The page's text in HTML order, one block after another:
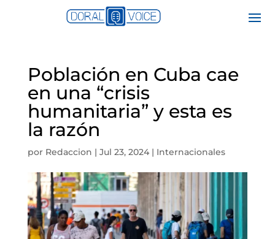
Población en Cuba cae
en una “crisis
humanitaria” y esta es
la razón
por Redaccion | Jul 23, 2024| Internacionales